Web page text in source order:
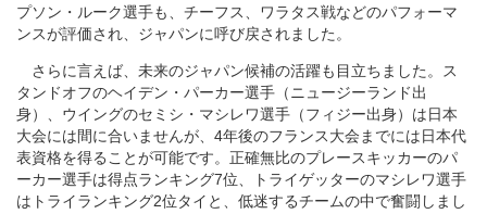
プソン・ルーク選手も、チーフス、ワラタス戦などのパフォーマ
ンスが評価され、ジャパンに呼び戻されました。
さらに言えば、未来のジャパン候補の活躍も目立ちました。ス
タンドオフのヘイデン・パーカー選手（ニュージーランド出
身）、ウイングのセミシ・マシレワ選手（フィジー出身）は日本
大会には間に合いませんが、4年後のフランス大会までには日本代
表資格を得ることが可能です。正確無比のプレースキッカーのパ
ーカー選手は得点ランキング7位、トライゲッターのマシレワ選手
はトライランキング2位タイと、低迷するチームの中で奮闘しまし